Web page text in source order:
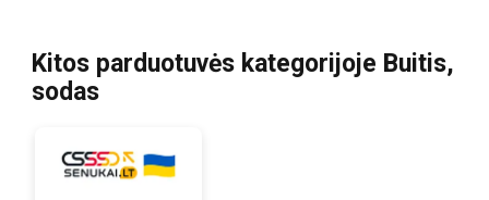
Kitos parduotuvės kategorijoje Buitis,
sodas